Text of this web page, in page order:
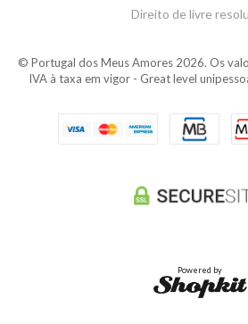
Direito de livre
© Portugal dos Meus Amores 2026. Os
IVA à taxa em vigor - Great level
Powered by